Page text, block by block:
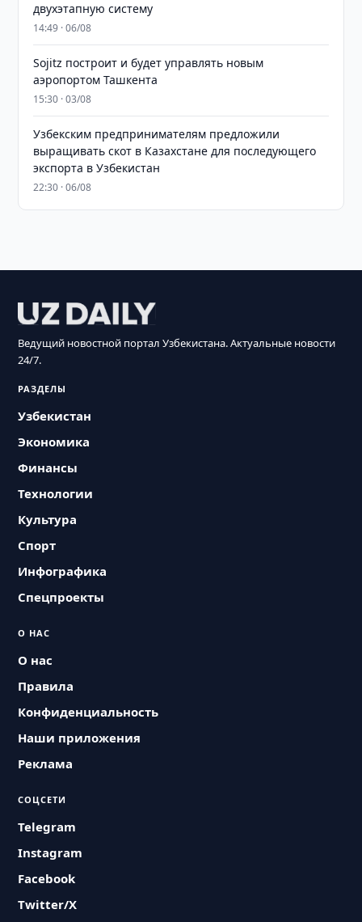
двухэтапную систему
14:49 · 06/08
Sojitz построит и будет управлять новым
аэропортом Ташкента
15:30 · 03/08
Узбекским предпринимателям предложили
выращивать скот в Казахстане для последующего
экспорта в Узбекистан
22:30 · 06/08
Ведущий новостной портал Узбекистана. Актуальные новости
24/7.
РАЗДЕЛЫ
Узбекистан
Экономика
Финансы
Технологии
Культура
Спорт
Инфографика
Спецпроекты
О НАС
О нас
Правила
Конфиденциальность
Наши приложения
Реклама
СОЦСЕТИ
Telegram
Instagram
Facebook
Twitter/X